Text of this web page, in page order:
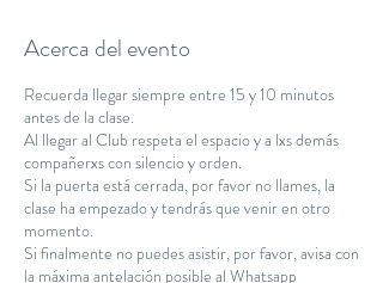
Acerca del evento
Recuerda llegar siempre entre 15 y 10 minutos
antes de la clase.
Al llegar al Club respeta el espacio y a lxs demás
compañerxs con silencio y orden.
Si la puerta está cerrada, por favor no llames, la
clase ha empezado y tendrás que venir en otro
momento.
Si finalmente no puedes asistir, por favor, avisa con
la máxima antelación posible al Whatsapp